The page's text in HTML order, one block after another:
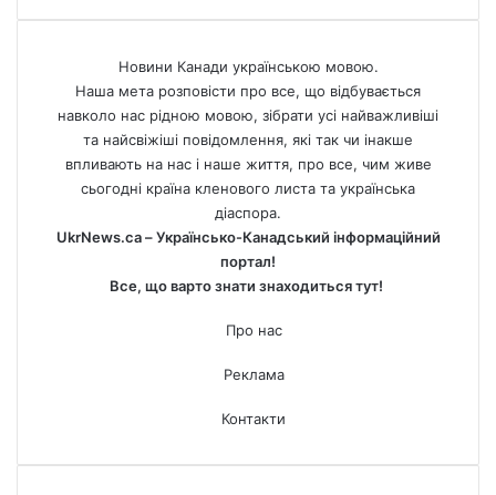
Новини Канади українською мовою.
Наша мета розповісти про все, що відбувається
навколо нас рідною мовою, зібрати усі найважливіші
та найсвіжіші повідомлення, які так чи інакше
впливають на нас і наше життя, про все, чим живе
сьогодні країна кленового листа та українська
діаспора.
UkrNews.ca – Українсько-Канадський інформаційний
портал!
Все, що варто знати знаходиться тут!
Про нас
Реклама
Контакти